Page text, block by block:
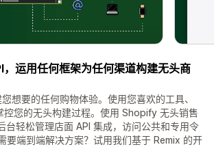
，运用任何框架为任何渠道构建无头商
想要的任何购物体验。使用您喜欢的工具、
控您的无头构建过程。使用 Shopify 无头销售
轻松管理店面 API 集成，访问公共和专用令
要端到端解决方案？试用我们基于 Remix 的开